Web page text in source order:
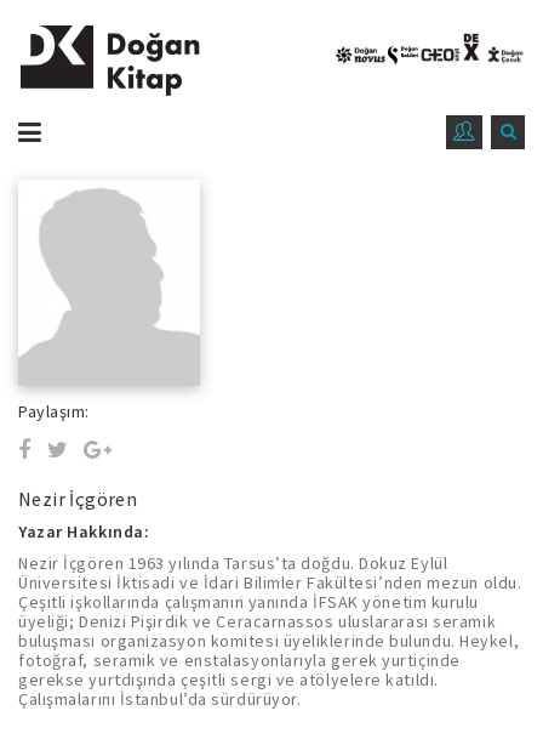
Paylaşım:
Nezir İçgören
Yazar Hakkında:
Nezir İçgören 1963 yılında Tarsus’ta doğdu. Dokuz Eylül
Üniversitesi İktisadi ve İdari Bilimler Fakültesi’nden mezun oldu.
Çeşitli işkollarında çalışmanın yanında İFSAK yönetim kurulu
üyeliği; Denizi Pişirdik ve Ceracarnassos uluslararası seramik
buluşması organizasyon komitesi üyeliklerinde bulundu. Heykel,
fotoğraf, seramik ve enstalasyonlarıyla gerek yurtiçinde
gerekse yurtdışında çeşitli sergi ve atölyelere katıldı.
Çalışmalarını İstanbul’da sürdürüyor.